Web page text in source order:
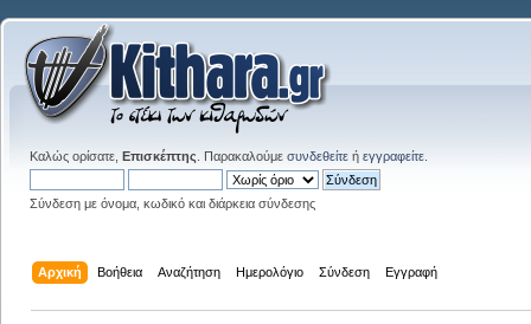
Καλώς ορίσατε, Επισκέπτης . Παρακαλούμε συνδεθείτε ή εγγραφείτε
Σύνδεση με όνομα, κωδικό και διάρκεια σύνδεσης
Αρχική Βοήθεια Αναζήτηση Ημερολόγιο Σύνδεση Εγγραφή